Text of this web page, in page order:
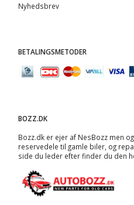
Nyhedsbrev
BETALINGSMETODER
BOZZ.DK
Bozz.dk er ejer af NesBozz men
reservedele til gamle biler, og
side du leder efter finder du den